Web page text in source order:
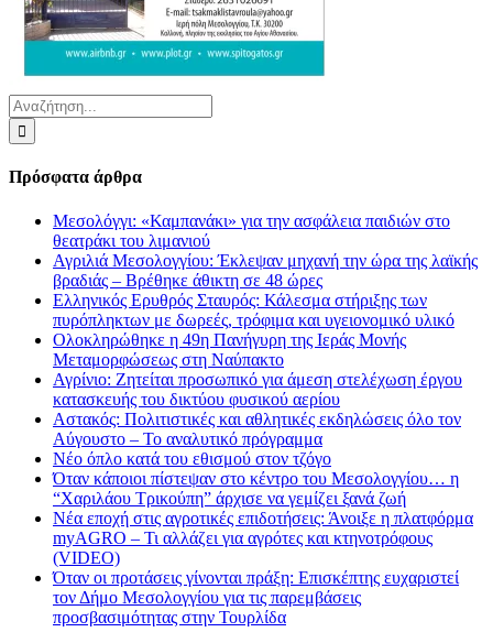
Αναζήτηση
για:
Πρόσφατα άρθρα
Μεσολόγγι: «Καμπανάκι» για την ασφάλεια παιδιών στο
θεατράκι του λιμανιού
Αγριλιά Μεσολογγίου: Έκλεψαν μηχανή την ώρα της λαϊκής
βραδιάς – Βρέθηκε άθικτη σε 48 ώρες
Ελληνικός Ερυθρός Σταυρός: Κάλεσμα στήριξης των
πυρόπληκτων με δωρεές, τρόφιμα και υγειονομικό υλικό
Ολοκληρώθηκε η 49η Πανήγυρη της Ιεράς Μονής
Μεταμορφώσεως στη Ναύπακτο
Αγρίνιο: Ζητείται προσωπικό για άμεση στελέχωση έργου
κατασκευής του δικτύου φυσικού αερίου
Αστακός: Πολιτιστικές και αθλητικές εκδηλώσεις όλο τον
Αύγουστο – Το αναλυτικό πρόγραμμα
Νέο όπλο κατά του εθισμού στον τζόγο
Όταν κάποιοι πίστεψαν στο κέντρο του Μεσολογγίου… η
“Χαριλάου Τρικούπη” άρχισε να γεμίζει ξανά ζωή
Νέα εποχή στις αγροτικές επιδοτήσεις: Άνοιξε η πλατφόρμα
myAGRO – Τι αλλάζει για αγρότες και κτηνοτρόφους
(VIDEO)
Όταν οι προτάσεις γίνονται πράξη: Επισκέπτης ευχαριστεί
τον Δήμο Μεσολογγίου για τις παρεμβάσεις
προσβασιμότητας στην Τουρλίδα